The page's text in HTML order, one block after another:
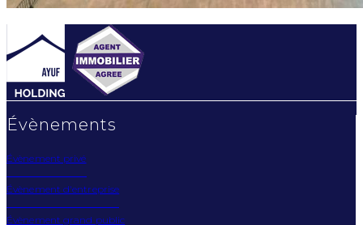
Évènements
Évènement privé
Évènement d'entreprise
Évènement grand public